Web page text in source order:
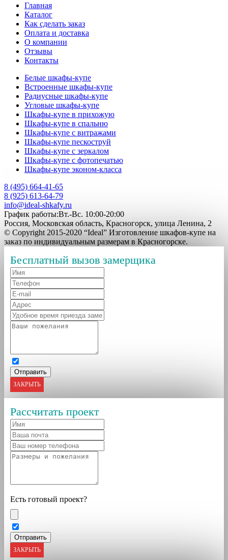
Главная
Каталог
Как сделать заказ
Оплата и доставка
О компании
Отзывы
Контакты
Белые шкафы-купе
Встроенные шкафы-купе
Радиусные шкафы-купе
Угловые шкафы-купе
Шкафы-купе в прихожую
Шкафы-купе в спальню
Шкафы-купе с витражами
Шкафы-купе пескоструй
Шкафы-купе с зеркалом
Шкафы-купе с фотопечатью
Шкафы-купе эконом-класса
8 (495) 664-41-65
8 (925) 613-64-79
info@ideal-shkafy.ru
График работы:Вт.-Вс. 10:00-20:00
Россия, Московская область, Красногорск, улица Ленина, 2
© Copyright 2015-2020 “Ideal” Изготовление шкафов-купе на
заказ по индивидуальным размерам в Красногорске.
Бесплатный вызов замерщика
ЗАКРЫТЬ
Рассчитать проект
Есть готовый проект?
ЗАКРЫТЬ